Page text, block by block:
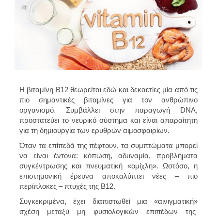
Η βιταμίνη Β12 θεωρείται εδώ και δεκαετίες μία από τις
πιο σημαντικές βιταμίνες για τον ανθρώπινο
οργανισμό. Συμβάλλει στην παραγωγή DNA,
προστατεύει το νευρικό σύστημα και είναι απαραίτητη
για τη δημιουργία των ερυθρών αιμοσφαιρίων.
Όταν τα επίπεδά της πέφτουν, τα συμπτώματα μπορεί
να είναι έντονα: κόπωση, αδυναμία, προβλήματα
συγκέντρωσης και πνευματική «ομίχλη». Ωστόσο, η
επιστημονική έρευνα αποκαλύπτει νέες – πιο
περίπλοκες – πτυχές της B12.
Συγκεκριμένα, έχει διαπιστωθεί μια «αινιγματική»
σχέση μεταξύ μη φυσιολογικών επιπέδων της